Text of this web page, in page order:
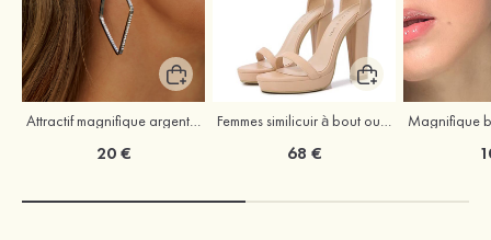
Attractif magnifique argent s925 zircon boucles d'oreilles
20 €
Femmes similicuir à bout ouvert plateforme sandales talon bottier outdoor chaussures
68 €